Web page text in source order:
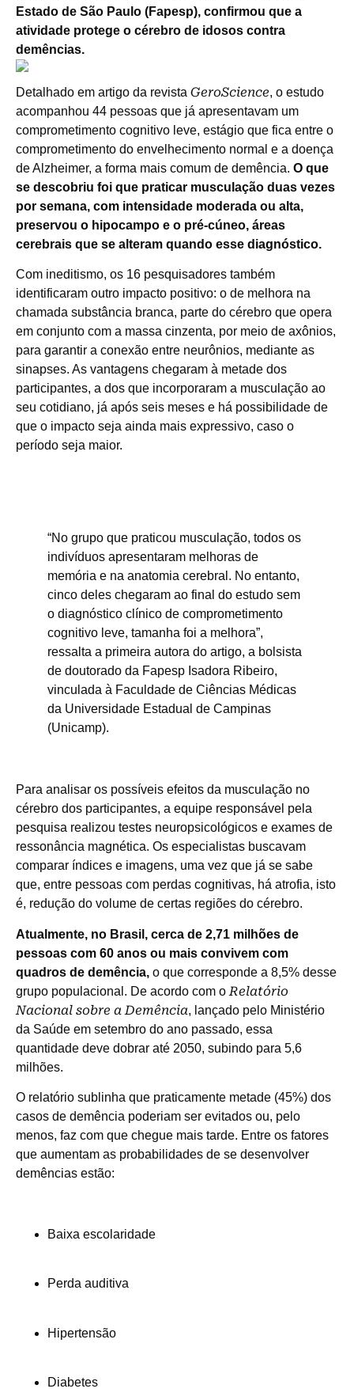
Estado de São Paulo (Fapesp), confirmou que a
atividade protege o cérebro de idosos contra
demências.
Detalhado em artigo da revista GeroScience, o estudo
acompanhou 44 pessoas que já apresentavam um
comprometimento cognitivo leve, estágio que fica entre o
comprometimento do envelhecimento normal e a doença
de Alzheimer, a forma mais comum de demência. O que
se descobriu foi que praticar musculação duas vezes
por semana, com intensidade moderada ou alta,
preservou o hipocampo e o pré-cúneo, áreas
cerebrais que se alteram quando esse diagnóstico.
Com ineditismo, os 16 pesquisadores também
identificaram outro impacto positivo: o de melhora na
chamada substância branca, parte do cérebro que opera
em conjunto com a massa cinzenta, por meio de axônios,
para garantir a conexão entre neurônios, mediante as
sinapses. As vantagens chegaram à metade dos
participantes, a dos que incorporaram a musculação ao
seu cotidiano, já após seis meses e há possibilidade de
que o impacto seja ainda mais expressivo, caso o
período seja maior.
“No grupo que praticou musculação, todos os
indivíduos apresentaram melhoras de
memória e na anatomia cerebral. No entanto,
cinco deles chegaram ao final do estudo sem
o diagnóstico clínico de comprometimento
cognitivo leve, tamanha foi a melhora”,
ressalta a primeira autora do artigo, a bolsista
de doutorado da Fapesp Isadora Ribeiro,
vinculada à Faculdade de Ciências Médicas
da Universidade Estadual de Campinas
(Unicamp).
Para analisar os possíveis efeitos da musculação no
cérebro dos participantes, a equipe responsável pela
pesquisa realizou testes neuropsicológicos e exames de
ressonância magnética. Os especialistas buscavam
comparar índices e imagens, uma vez que já se sabe
que, entre pessoas com perdas cognitivas, há atrofia, isto
é, redução do volume de certas regiões do cérebro.
Atualmente, no Brasil, cerca de 2,71 milhões de
pessoas com 60 anos ou mais convivem com
quadros de demência, o que corresponde a 8,5% desse
grupo populacional. De acordo com o Relatório
Nacional sobre a Demência, lançado pelo Ministério
da Saúde em setembro do ano passado, essa
quantidade deve dobrar até 2050, subindo para 5,6
milhões.
O relatório sublinha que praticamente metade (45%) dos
casos de demência poderiam ser evitados ou, pelo
menos, faz com que chegue mais tarde. Entre os fatores
que aumentam as probabilidades de se desenvolver
demências estão:
Baixa escolaridade
Perda auditiva
Hipertensão
Diabetes